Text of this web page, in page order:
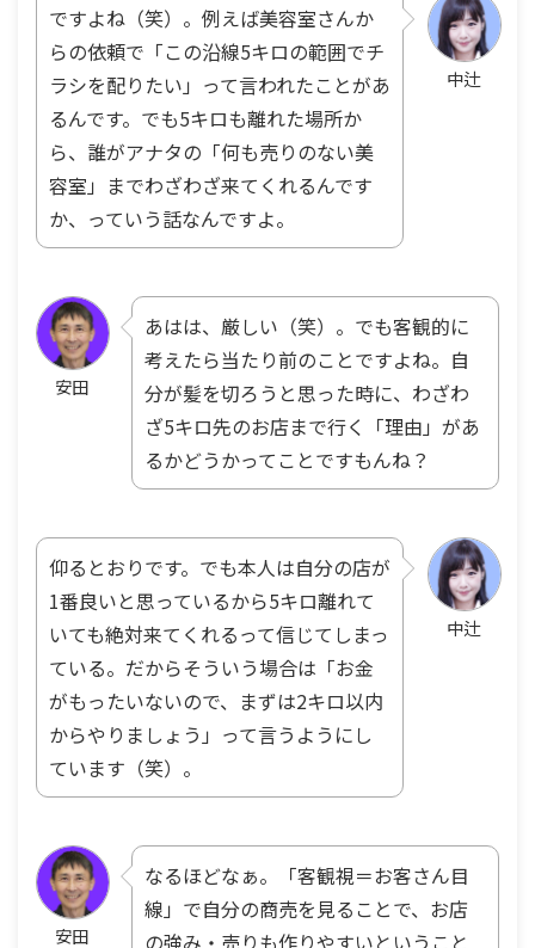
中辻
ですよね（笑）。例えば美容室さんか
らの依頼で「この沿線5キロの範囲でチ
ラシを配りたい」って言われたことがあ
るんです。でも5キロも離れた場所か
ら、誰がアナタの「何も売りのない美
容室」までわざわざ来てくれるんです
か、っていう話なんですよ。
安田
あはは、厳しい（笑）。でも客観的に
考えたら当たり前のことですよね。自
分が髪を切ろうと思った時に、わざわ
ざ5キロ先のお店まで行く「理由」があ
るかどうかってことですもんね？
中辻
仰るとおりです。でも本人は自分の店が
1番良いと思っているから5キロ離れて
いても絶対来てくれるって信じてしまっ
ている。だからそういう場合は「お金
がもったいないので、まずは2キロ以内
からやりましょう」って言うようにし
ています（笑）。
安田
なるほどなぁ。「客観視＝お客さん目
線」で自分の商売を見ることで、お店
の強み・売りも作りやすいということ